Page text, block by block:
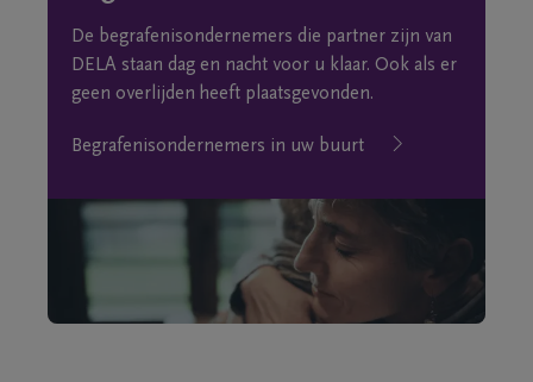
De begrafenisondernemers die partner zijn van
DELA staan dag en nacht voor u klaar. Ook als er
geen overlijden heeft plaatsgevonden.
Begrafenisondernemers in uw buurt